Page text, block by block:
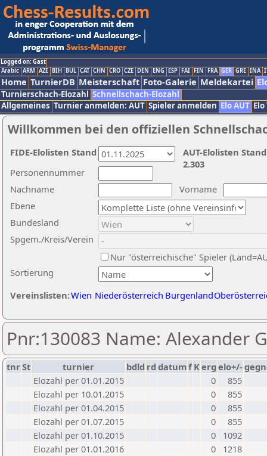
Logged on: Gast
Arabic ARM AZE BIH BUL CAT CHN CRO CZE DEN ENG ESP FAI FIN FRA GER GRE INA
Home TurnierDB Meisterschaft Foto-Galerie Meldekartei
Turnierschach-Elozahl Schnellschach-Elozahl
Allgemeines Turnier anmelden: AUT Spieler anmelden Elo AUT
Willkommen bei den offiziellen
Nachname
Vorname
Ebene
Sortierung
Personennummer
Bundesland
Spgem./Kreis/Verein
Nur "österreichische" Spieler
Vereinslisten:Wien Niederösterreich Burgenland
AUT-Elolisten
2.303
FIDE-Elolisten Stand
Pnr:130083 Name: Alexander
tnrSt turnier bdld rd datumf Kerg elo+/-
Elozahl per 01.01.2015
0
855
Elozahl per 10.01.2015
0
855
Elozahl per 01.04.2015
0
855
Elozahl per 01.07.2015
0
855
Elozahl per 01.10.2015
0
1092
Elozahl per 01.01.2016
0
1218